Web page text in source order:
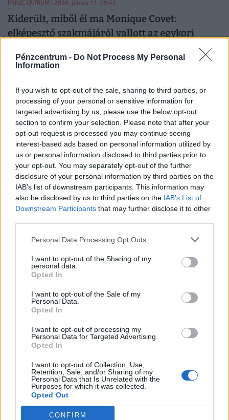
Pénzcentrum - Do Not Process My Personal
Information
If you wish to opt-out of the sale, sharing to third parties, or
processing of your personal or sensitive information for
targeted advertising by us, please use the below opt-out
section to confirm your selection. Please note that after your
opt-out request is processed you may continue seeing
interest-based ads based on personal information utilized by
us or personal information disclosed to third parties prior to
your opt-out. You may separately opt-out of the further
disclosure of your personal information by third parties on the
IAB’s list of downstream participants. This information may
also be disclosed by us to third parties on the IAB’s List of
Downstream Participants that may further disclose it to other
Personal Data Processing Opt Outs
I want to opt-out of the Sharing of my
personal data.
Opted In
I want to opt-out of the Sale of my
Personal Data.
Opted In
I want to opt-out of processing my
Personal Data for Targeted Advertising.
Opted In
I want to opt-out of Collection, Use,
Retention, Sale, and/or Sharing of my
Personal Data that Is Unrelated with the
Purposes for which it was collected.
Opted Out
CONFIRM
PÉNZCENTRUM | 2026. június 11. 09:45
Kiderült, miből él ma Monique Covet:
elképesztő szakmájáról vallott az egykori
Monique Covet fél éve él párkapcsolatban egy osztrák
egészségügyi tanulmányokat folytat Bécsben.
PÉNZCENTRUM| 2026. június 10. 21:10
A Skandináv lottó nyerőszámai a 24. héten,
2026-ban
Kihúzták a Skandináv lottó 2026/24. heti nyerőszámait.
Mutatjuk, elvitték-e ezen a héten a főnyeremény.
PÉNZCENTRUM| 2026. június 10. 14:29
Változtat a One: reklámok kerülnek az RTL+
Premiumba, csak pluszpénzért lehet megúszni
A One Magyarország módosítja az RTL+ Premiumot:
2026-tól reklámok jelennek meg az alapcsomagban,
reklámmentesség havi 500 forintos felárért érhető el.
PÉNZCENTRUM| 2026. június 9. 06:28
ASAP Rocky Budapest 2026: jegyárak, helyszín,
parkolás és minden fontos tudnivaló egy
helyen
Hivatalosan is érkezik a 2026-os világturné, már elindult
PÉNZCENTRUM| 2026. június 8. 15:30
Anyagi helyzetéről vallott a Tankcsapda
egykori gitárosa: vészesen fogy a pénze, mióta